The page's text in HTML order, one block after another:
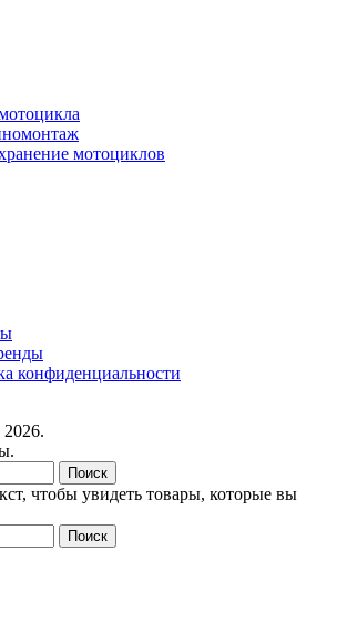
мотоциклов
конфиденциальности
Поиск
чтобы увидеть товары, которые вы
Поиск